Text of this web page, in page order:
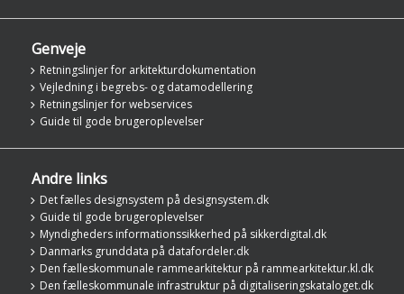
Genveje
Retningslinjer for arkitekturdokumentation
Vejledning i begrebs- og datamodellering
Retningslinjer for webservices
Guide til gode brugeroplevelser
Andre links
Det fælles designsystem på designsystem.dk
Guide til gode brugeroplevelser
Myndigheders informationssikkerhed på sikkerdigital.dk
Danmarks grunddata på datafordeler.dk
Den fælleskommunale rammearkitektur på rammearkitektur.kl.dk
Den fælleskommunale infrastruktur på digitaliseringskataloget.dk